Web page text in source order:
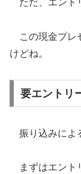
ただ、エント
この現金プレ
けどね。
要エントリ
振り込みによ
まずはエント